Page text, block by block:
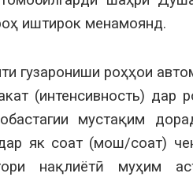
иштирок менамоянд.
гузарониши роҳҳои
(интенсивность) дар
мустақим
як соат (мош/соат)
нақлиётӣ муҳим